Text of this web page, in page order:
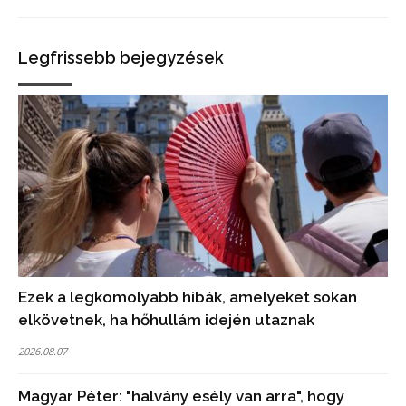
Legfrissebb bejegyzések
Ezek a legkomolyabb hibák, amelyeket sokan
elkövetnek, ha hőhullám idején utaznak
2026.08.07
Magyar Péter: "halvány esély van arra", hogy